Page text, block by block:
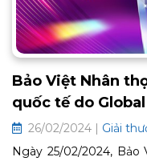
Bảo Việt Nhân
quốc tế do
Review bình chọn
26/02/2024 | Giải
Ngày 25/02/2024,